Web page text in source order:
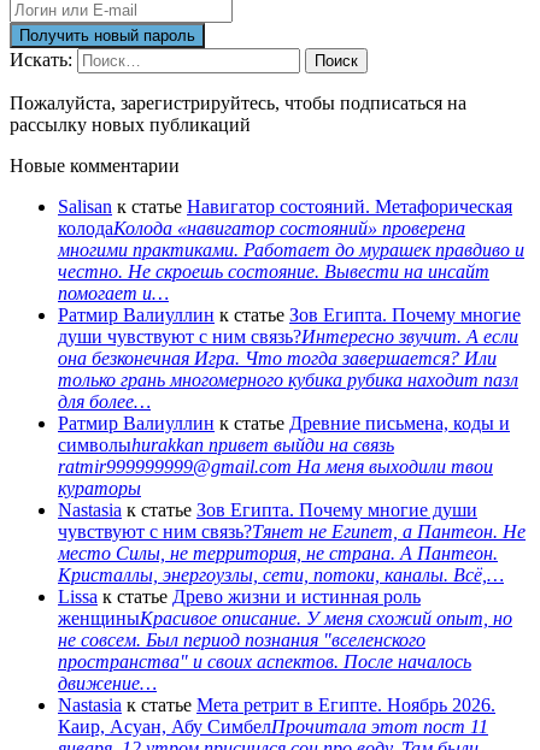
Искать: Поиск
Пожалуйста, зарегистрируйтесь, чтобы подписаться на
рассылку новых публикаций
Новые комментарии
Salisan к статье Навигатор состояний. Метафорическая
колодаКолода «навигатор состояний» проверена
многими практиками. Работает до мурашек правдиво и
честно. Не скроешь состояние. Вывести на инсайт
помогает и…
Ратмир Валиуллин к статье Зов Египта. Почему многие
души чувствуют с ним связь?Интересно звучит. А если
она безконечная Игра. Что тогда завершается? Или
только грань многомерного кубика рубика находит пазл
для более…
Ратмир Валиуллин к статье Древние письмена, коды и
символыhurakkan привет выйди на связь
ratmir999999999@gmail.com На меня выходили твои
кураторы
Nastasia к статье Зов Египта. Почему многие души
чувствуют с ним связь?Тянет не Египет, а Пантеон. Не
место Силы, не территория, не страна. А Пантеон.
Кристаллы, энергоузлы, сети, потоки, каналы. Всё,…
Lissa к статье Древо жизни и истинная роль
женщиныКрасивое описание. У меня схожий опыт, но
не совсем. Был период познания "вселенского
пространства" и своих аспектов. После началось
движение…
Nastasia к статье Мета ретрит в Египте. Ноябрь 2026.
Каир, Асуан, Абу СимбелПрочитала этот пост 11